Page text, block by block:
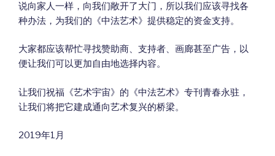
说向家人一样，向我们敞开了大门，所以我们应该寻找各
种办法，为我们的《中法艺术》提供稳定的资金支持。
大家都应该帮忙寻找赞助商、支持者、画廊甚至广告，以
便让我们可以更加自由地选择内容。
让我们祝福《艺术宇宙》的《中法艺术》专刊青春永驻，
让我们将把它建成通向艺术复兴的桥梁。
2019年1月